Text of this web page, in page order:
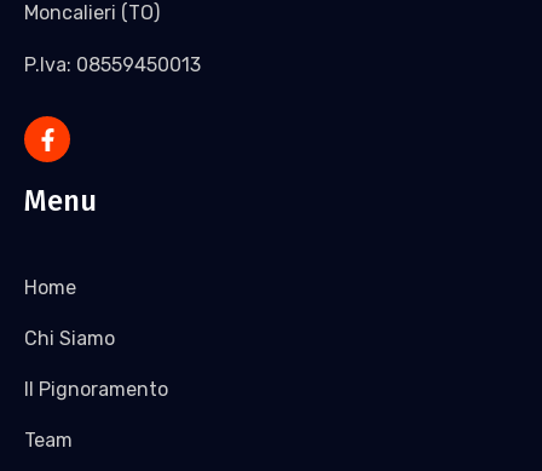
Moncalieri (TO)
P.Iva: 08559450013
Menu
Home
Chi Siamo
Il Pignoramento
Team